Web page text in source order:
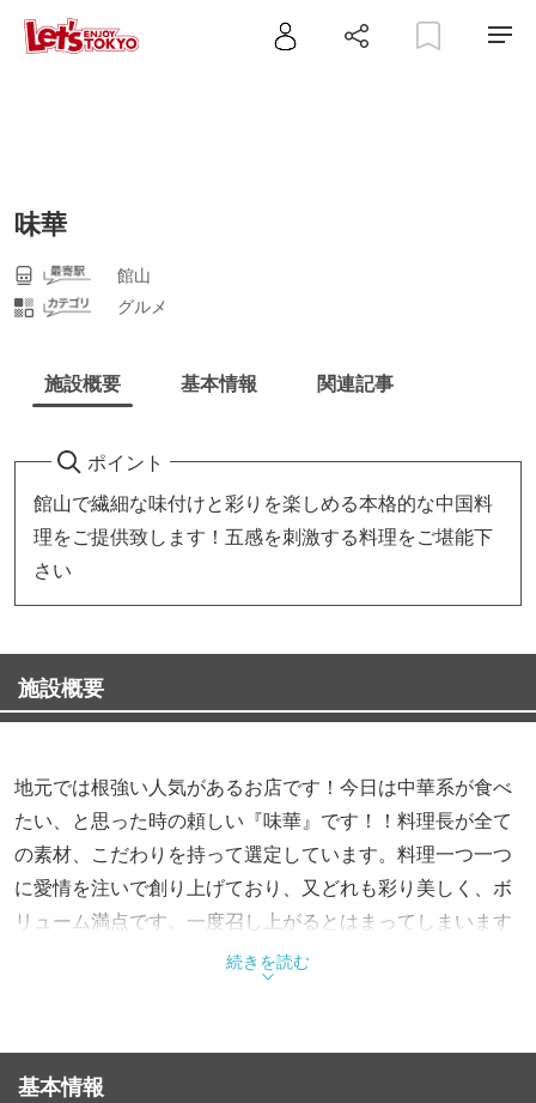
味華
館山
グルメ
施設概要 基本情報 関連記事
ポイント
館山で繊細な味付けと彩りを楽しめる本格的な中国料
理をご提供致します！五感を刺激する料理をご堪能下
さい
施設概要
地元では根強い人気があるお店です！今日は中華系が食べ
たい、と思った時の頼しい『味華』です！！料理長が全て
の素材、こだわりを持って選定しています。料理一つ一つ
に愛情を注いで創り上げており、又どれも彩り美しく、ボ
リューム満点です。一度召し上がるとはまってしまいます
よ！広い店内と広い駐車場がありますので、何時でも安心
続きを読む
基本情報